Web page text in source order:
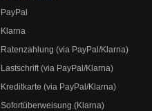
PayPal
Klarna
Ratenzahlung (via PayPal/Klarna)
Lastschrift (via PayPal/Klarna)
Kreditkarte (via PayPal/Klarna)
Sofortüberweisung (Klarna)